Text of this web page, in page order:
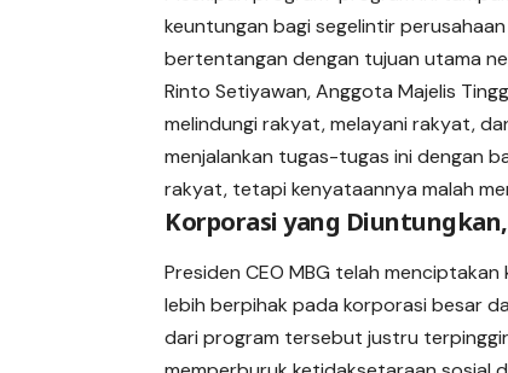
keuntungan bagi segelintir
bertentangan dengan tujuan utama
Rinto Setiyawan, Anggota Majelis
melindungi rakyat, melayani rakyat,
menjalankan tugas-tugas ini dengan
rakyat, tetapi kenyataannya malah
Korporasi yang
Presiden CEO MBG telah
lebih berpihak pada korporasi besar
dari program tersebut justru